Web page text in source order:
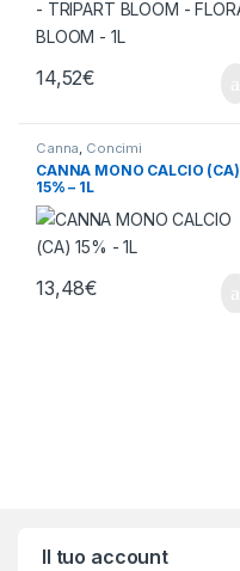
14,52€
Canna Concimi
CANNA MONO CALCIO (CA)
15% – 1L
13,48€
Il tuo account